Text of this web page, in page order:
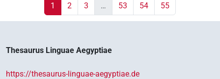
1 2 3 … 53 54 55
Thesaurus Linguae Aegyptiae
https://thesaurus-linguae-aegyptiae.de